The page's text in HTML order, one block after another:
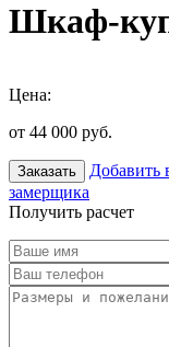
Шкаф-
Цена:
от 44 000 руб.
Заказать Добавить
замерщика
Получить расчет